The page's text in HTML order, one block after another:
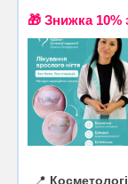
🎁 Знижка
📍